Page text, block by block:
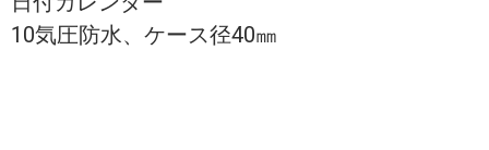
10気圧防水、ケース径40㎜